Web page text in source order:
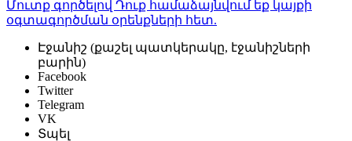
Մուտք գործելով Դուք համաձայնվում եք կայքի
օգտագործման օրենքների հետ.
Էջանիշ (քաշել պատկերակը, էջանիշների
բարին)
Facebook
Twitter
Telegram
VK
Տպել